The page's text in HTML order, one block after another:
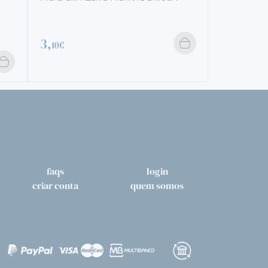
3,10€
faqs
login
criar conta
quem somos